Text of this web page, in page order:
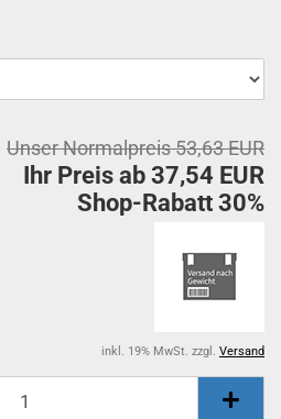
Unser Normalpreis 53,63 EUR
Ihr Preis ab 37,54 EUR
Shop-Rabatt 30%
inkl. 19% MwSt. zzgl. Versand